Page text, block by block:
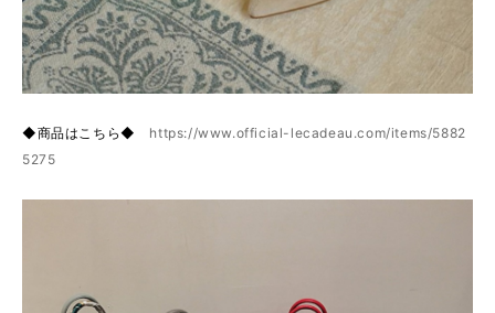
◆商品はこちら◆ https://www.official-lecadeau.com/items/5882
5275